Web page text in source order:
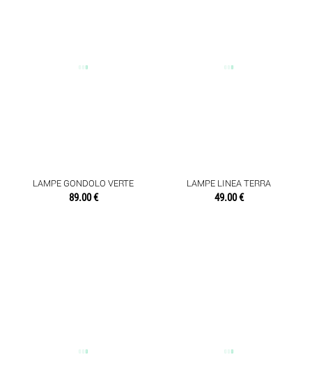
LAMPE GONDOLO VERTE
89.00 €
LAMPE LINEA TERRA
49.00 €